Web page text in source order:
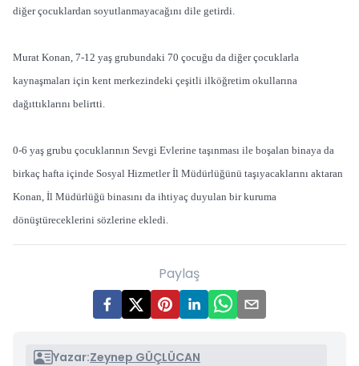
diğer çocuklardan soyutlanmayacağını dile getirdi.
Murat Konan, 7-12 yaş grubundaki 70 çocuğu da diğer çocuklarla
kaynaşmaları için kent merkezindeki çeşitli ilköğretim okullarına
dağıttıklarını belirtti.
0-6 yaş grubu çocuklarının Sevgi Evlerine taşınması ile boşalan binaya da
birkaç hafta içinde Sosyal Hizmetler İl Müdürlüğünü taşıyacaklarını aktaran
Konan, İl Müdürlüğü binasını da ihtiyaç duyulan bir kuruma
dönüştüreceklerini sözlerine ekledi.
Paylaş
Yazar:Zeynep GÜÇLÜCAN